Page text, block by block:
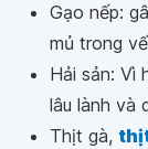
Gạo nếp:
mủ trong
Hải sản: Vì
lâu lành và
Thịt gà,